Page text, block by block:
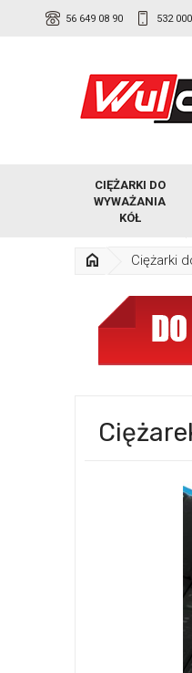
56 649 08 90 532
CIĘŻARKI DO
WYWAŻANIA
KÓŁ
Ciężarki